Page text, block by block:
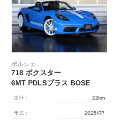
ポルシェ
718 ボクスター
6MT PDLSプラス BOSE
走行： 22km
年式： 2025/R7